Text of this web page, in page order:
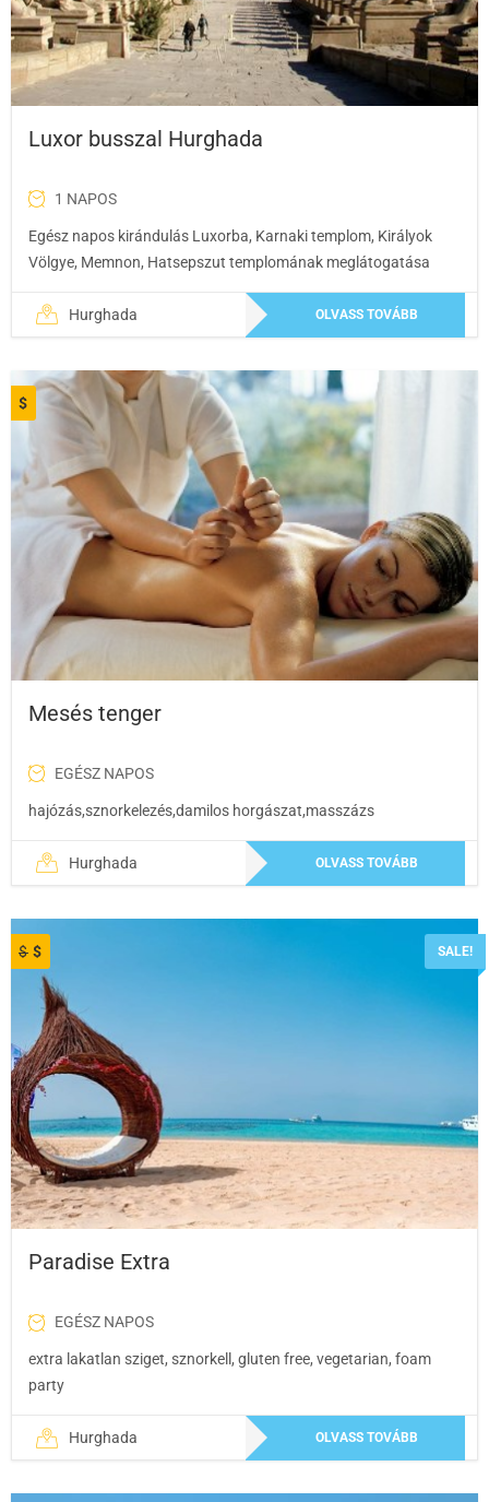
Luxor busszal Hurghada
1 NAPOS
Egész napos kirándulás Luxorba, Karnaki templom, Királyok
Völgye, Memnon, Hatsepszut templomának meglátogatása
Hurghada OLVASS TOVÁBB
$
Mesés tenger
EGÉSZ NAPOS
hajózás,sznorkelezés,damilos horgászat,masszázs
Hurghada OLVASS TOVÁBB
$ $ SALE!
Paradise Extra
EGÉSZ NAPOS
extra lakatlan sziget, sznorkell, gluten free, vegetarian, foam
party
Hurghada OLVASS TOVÁBB